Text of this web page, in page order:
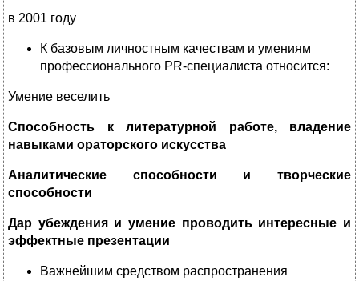
в 2001 году
К базовым личностным качествам и умениям
профессионального PR-специалиста относится:
Умение веселить
Способность к литературной работе, владение
навыками ораторского искусства
Аналитические способности и творческие
способности
Дар убеждения и умение проводить интересные и
эффектные презентации
Важнейшим средством распространения